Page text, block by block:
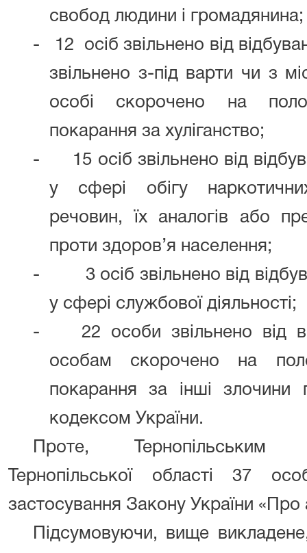
свобод людини і громадянина;
-
12
осіб звільнено від
звільнено з-під варти чи з
особі скорочено на
покарання за хуліганство;
-
15 осіб звільнено від
у сфері обігу
речовин, їх аналогів або
проти здоров’я населення;
-
3 осіб звільнено від
у сфері службової діяльності;
- 22 особи звільнено від
особам скорочено на
покарання за інші злочини
кодексом України.
Проте, Тернопільським
Тернопільської області 37
застосування Закону України «Про
Підсумовуючи, вище